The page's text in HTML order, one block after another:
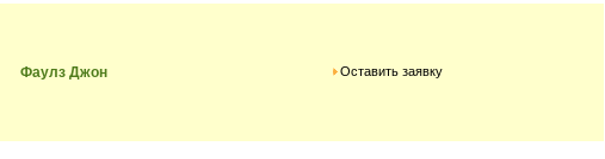
Фаулз Джон Оставить заявку